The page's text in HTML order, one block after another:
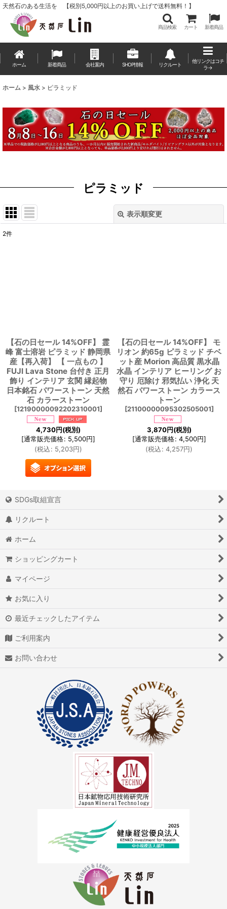
天然石のある生活を 【税別5,000円以上のお買い上げで送料無料！】
商品検索 カート 新着商品
ホーム 新着商品 会社案内 SHOP情報 リクルート
他リンクはコチ
ラ→
ホーム > 風水 > ピラミッド
ピラミッド
表示順変更
2件
【石の日セール 14%OFF】 霊
峰 富士溶岩 ピラミッド 静岡県
産【再入荷】 【 一点もの 】
FUJI Lava Stone 台付き 正月
飾り インテリア 玄関 縁起物
日本銘石 パワーストーン 天然
石 カラーストーン
[12190000092202310001]
4,730円(税別)
[通常販売価格: 5,500円]
(税込: 5,203円)
【石の日セール 14%OFF】 モ
リオン 約65g ピラミッド チベ
ット産 Morion 高品質 黒水晶
水晶 インテリア ヒーリング お
守り 厄除け 邪気払い 浄化 天
然石 パワーストーン カラース
トーン
[21100000095302505001]
3,870円(税別)
[通常販売価格: 4,500円]
(税込: 4,257円)
SDGs取組宣言
リクルート
ホーム
ショッピングカート
マイページ
お気に入り
最近チェックしたアイテム
ご利用案内
お問い合わせ